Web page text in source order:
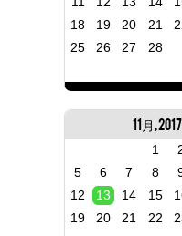
18
19 20 21
25
26 27 28
11月, 2017
1
5
6 7 8
12
13 14 15
19
20 21 22